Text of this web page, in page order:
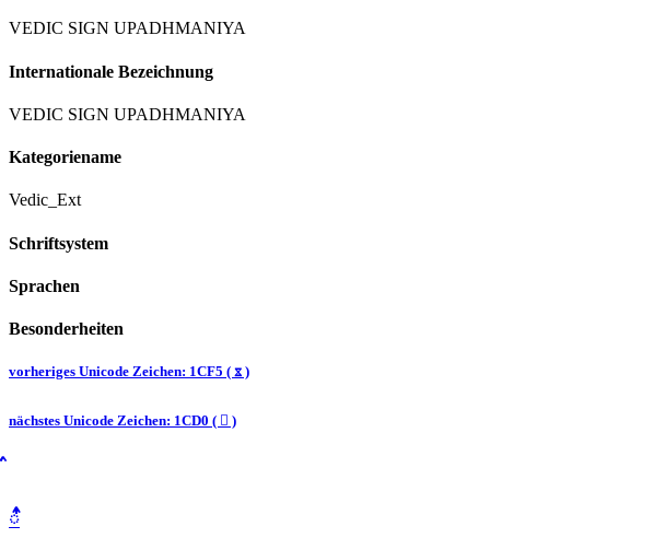
VEDIC SIGN UPADHMANIYA
Internationale Bezeichnung
VEDIC SIGN UPADHMANIYA
Kategoriename
Vedic_Ext
Schriftsystem
Sprachen
Besonderheiten
vorheriges Unicode Zeichen: 1CF5 ( ᳵ )
nächstes Unicode Zeichen: 1CD0 ( ᳐ )
᳑